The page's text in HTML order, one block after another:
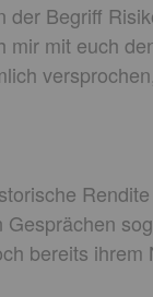
der Begriff
mit euch
bereits ihrem